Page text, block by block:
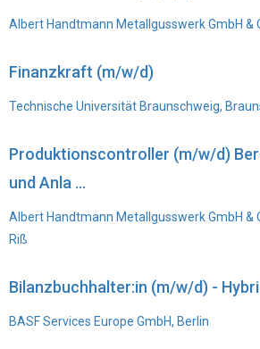
Albert Handtmann Metallgusswerk GmbH &
Finanzkraft (m/w/d)
Technische Universität Braunschweig,
Produktionscontroller (m/w/d)
und Anla ...
Albert Handtmann Metallgusswerk GmbH &
Riß
Bilanzbuchhalter:in (m/w/d) -
BASF Services Europe GmbH, Berlin